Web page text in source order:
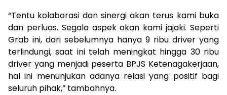
“Tentu kolaborasi dan sinergi akan terus kami buka
dan perluas. Segala aspek akan kami jajaki. Seperti
Grab ini, dari sebelumnya hanya 9 ribu driver yang
terlindungi, saat ini telah meningkat hingga 30 ribu
driver yang menjadi peserta BPJS Ketenagakerjaan,
hal ini menunjukan adanya relasi yang positif bagi
seluruh pihak,” tambahnya.